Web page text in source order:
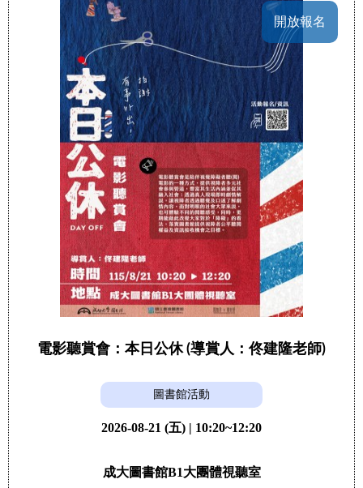
開放報名
電影聽賞會：本日公休 (導賞人：佟建隆老師)
圖書館活動
2026-08-21 (五) | 10:20~12:20
成大圖書館B1大團體視聽室